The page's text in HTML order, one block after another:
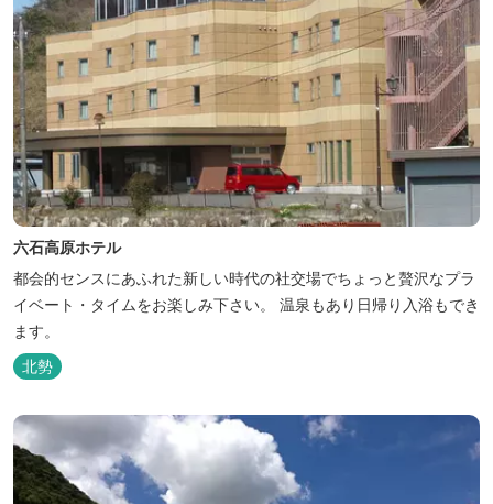
六石高原ホテル
都会的センスにあふれた新しい時代の社交場でちょっと贅沢なプラ
イベート・タイムをお楽しみ下さい。 温泉もあり日帰り入浴もでき
ます。
北勢